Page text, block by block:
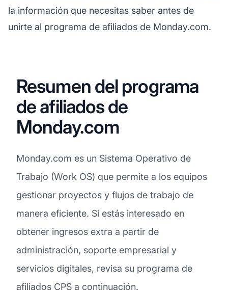
la información que necesitas saber antes de
unirte al programa de afiliados de Monday.com.
Resumen del programa
de afiliados de
Monday.com
Monday.com es un Sistema Operativo de
Trabajo (Work OS) que permite a los equipos
gestionar proyectos y flujos de trabajo de
manera eficiente. Si estás interesado en
obtener ingresos extra a partir de
administración, soporte empresarial y
servicios digitales, revisa su programa de
afiliados CPS a continuación.